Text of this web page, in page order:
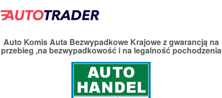
Auto Komis Auta Bezwypadkowe Krajowe z gwarancją na
przebieg ,na bezwypadkowość i na legalność pochodzenia